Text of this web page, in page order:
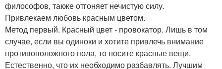
философов, также отгоняет нечистую силу.
Привлекаем любовь красным цветом.
Метод первый. Красный цвет - провокатор. Лишь в том
случае, если вы одиноки и хотите привлечь внимание
противоположного пола, то носите красные вещи.
Естественно, что их необходимо разбавлять. Лучшим